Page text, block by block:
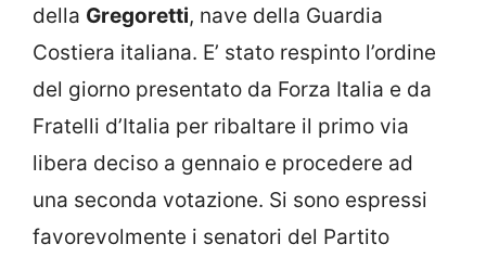
della Gregoretti, nave della Guardia
Costiera italiana. E’ stato respinto l’ordine
del giorno presentato da Forza Italia e da
Fratelli d’Italia per ribaltare il primo via
libera deciso a gennaio e procedere ad
una seconda votazione. Si sono espressi
favorevolmente i senatori del Partito